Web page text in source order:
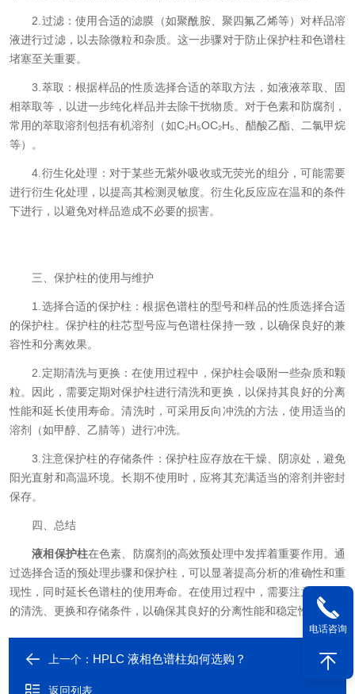
2.过滤：使用合适的滤膜（如聚酰胺、聚四氟乙烯等）对样品溶
液进行过滤，以去除微粒和杂质。这一步骤对于防止保护柱和色谱柱
堵塞至关重要。
3.萃取：根据样品的性质选择合适的萃取方法，如液液萃取、固
相萃取等，以进一步纯化样品并去除干扰物质。对于色素和防腐剂，
常用的萃取溶剂包括有机溶剂（如C₂H₅OC₂H₅、醋酸乙酯、二氯甲烷
等）。
4.衍生化处理：对于某些无紫外吸收或无荧光的组分，可能需要
进行衍生化处理，以提高其检测灵敏度。衍生化反应应在温和的条件
下进行，以避免对样品造成不必要的损害。
三、保护柱的使用与维护
1.选择合适的保护柱：根据色谱柱的型号和样品的性质选择合适
的保护柱。保护柱的柱芯型号应与色谱柱保持一致，以确保良好的兼
容性和分离效果。
2.定期清洗与更换：在使用过程中，保护柱会吸附一些杂质和颗
粒。因此，需要定期对保护柱进行清洗和更换，以保持其良好的分离
性能和延长使用寿命。清洗时，可采用反向冲洗的方法，使用适当的
溶剂（如甲醇、乙腈等）进行冲洗。
3.注意保护柱的存储条件：保护柱应存放在干燥、阴凉处，避免
阳光直射和高温环境。长期不使用时，应将其充满适当的溶剂并密封
保存。
四、总结
液相保护柱在色素、防腐剂的高效预处理中发挥着重要作用。通
过选择合适的预处理步骤和保护柱，可以显著提高分析的准确性和重
现性，同时延长色谱柱的使用寿命。在使用过程中，需要注意保护柱
的清洗、更换和存储条件，以确保其良好的分离性能和稳定性。
上一个： HPLC 液相色谱柱如何选购？
返回列表
电话咨询